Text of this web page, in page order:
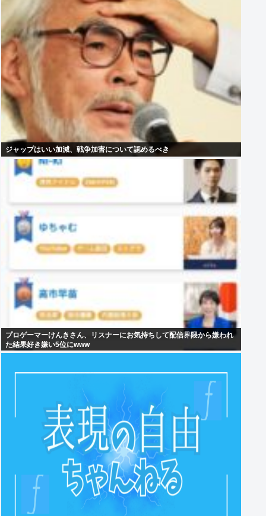
ジャップはいい加減、戦争加害について認めるべき
プロゲーマーけんきさん、リスナーにお気持ちして配信界隈から嫌われ
た結果好き嫌い5位にwww